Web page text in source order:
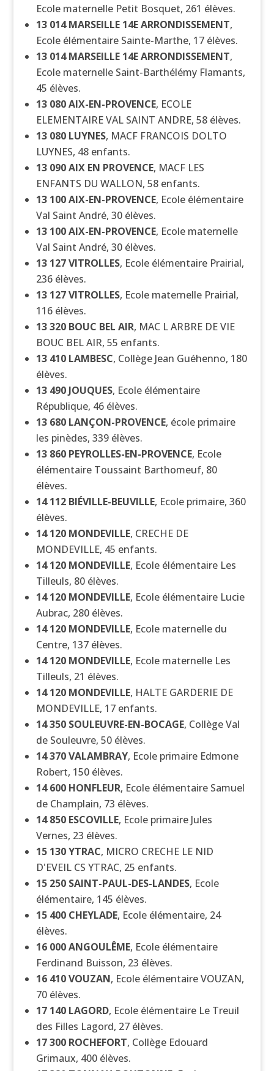
Ecole maternelle Petit Bosquet, 261 élèves.
13 014MARSEILLE 14E ARRONDISSEMENT,
Ecole élémentaire Sainte-Marthe, 17 élèves.
13 014MARSEILLE 14E ARRONDISSEMENT,
Ecole maternelle Saint-Barthélémy Flamants,
45 élèves.
13 080AIX-EN-PROVENCE, ECOLE
ELEMENTAIRE VAL SAINT ANDRE, 58 élèves.
13 080 LUYNES, MACF FRANCOIS DOLTO
LUYNES, 48 enfants.
13 090AIX EN PROVENCE, MACF LES
ENFANTS DU WALLON, 58 enfants.
13 100AIX-EN-PROVENCE, Ecole élémentaire
Val Saint André, 30 élèves.
13 100AIX-EN-PROVENCE, Ecole maternelle
Val Saint André, 30 élèves.
13 127VITROLLES, Ecole élémentaire Prairial,
236 élèves.
13 127VITROLLES, Ecole maternelle Prairial,
116 élèves.
13 320 BOUC BEL AIR, MAC L ARBRE DE VIE
BOUC BEL AIR, 55 enfants.
13 410 LAMBESC, Collège Jean Guéhenno, 180
élèves.
13 490 JOUQUES, Ecole élémentaire
République, 46 élèves.
13 680 LANÇON-PROVENCE, école primaire
les pinèdes, 339 élèves.
13 860 PEYROLLES-EN-PROVENCE, Ecole
élémentaire Toussaint Barthomeuf, 80
élèves.
14 112 BIÉVILLE-BEUVILLE, Ecole primaire, 360
élèves.
14 120 MONDEVILLE, CRECHE DE
MONDEVILLE, 45 enfants.
14 120 MONDEVILLE, Ecole élémentaire Les
Tilleuls, 80 élèves.
14 120 MONDEVILLE, Ecole élémentaire Lucie
Aubrac, 280 élèves.
14 120 MONDEVILLE, Ecole maternelle du
Centre, 137 élèves.
14 120 MONDEVILLE, Ecole maternelle Les
Tilleuls, 21 élèves.
14 120 MONDEVILLE, HALTE GARDERIE DE
MONDEVILLE, 17 enfants.
14 350 SOULEUVRE-EN-BOCAGE, Collège Val
de Souleuvre, 50 élèves.
14 370VALAMBRAY, Ecole primaire Edmone
Robert, 150 élèves.
14 600 HONFLEUR, Ecole élémentaire Samuel
de Champlain, 73 élèves.
14 850 ESCOVILLE, Ecole primaire Jules
Vernes, 23 élèves.
15 130YTRAC, MICRO CRECHE LE NID
D'EVEIL CS YTRAC, 25 enfants.
15 250 SAINT-PAUL-DES-LANDES, Ecole
élémentaire, 145 élèves.
15 400 CHEYLADE, Ecole élémentaire, 24
élèves.
16 000ANGOULÊME, Ecole élémentaire
Ferdinand Buisson, 23 élèves.
16 410VOUZAN, Ecole élémentaire VOUZAN,
70 élèves.
17 140 LAGORD, Ecole élémentaire Le Treuil
des Filles Lagord, 27 élèves.
17 300 ROCHEFORT, Collège Edouard
Grimaux, 400 élèves.